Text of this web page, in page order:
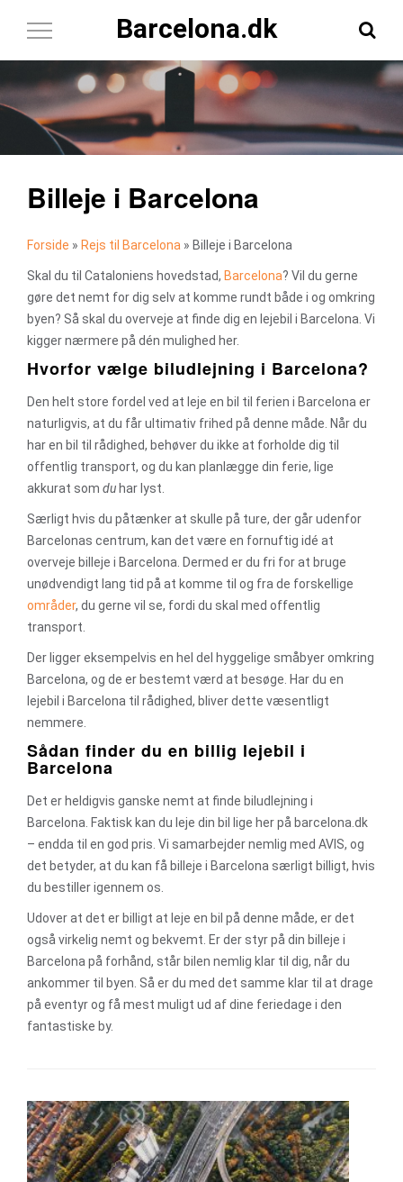
Barcelona.dk
Toggle
Billeje i Barcelona
Forside » Rejs til Barcelona » Billeje i Barcelona
Skal du til Cataloniens hovedstad, Barcelona? Vil du gerne
gøre det nemt for dig selv at komme rundt både i og omkring
byen? Så skal du overveje at finde dig en lejebil i Barcelona. Vi
kigger nærmere på dén mulighed her.
Hvorfor vælge biludlejning i Barcelona?
Den helt store fordel ved at leje en bil til ferien i Barcelona er
naturligvis, at du får ultimativ frihed på denne måde. Når du
har en bil til rådighed, behøver du ikke at forholde dig til
offentlig transport, og du kan planlægge din ferie, lige
akkurat som du har lyst.
Særligt hvis du påtænker at skulle på ture, der går udenfor
Barcelonas centrum, kan det være en fornuftig idé at
overveje billeje i Barcelona. Dermed er du fri for at bruge
unødvendigt lang tid på at komme til og fra de forskellige
områder, du gerne vil se, fordi du skal med offentlig
transport.
Der ligger eksempelvis en hel del hyggelige småbyer omkring
Barcelona, og de er bestemt værd at besøge. Har du en
lejebil i Barcelona til rådighed, bliver dette væsentligt
nemmere.
Sådan finder du en billig lejebil i
Barcelona
Det er heldigvis ganske nemt at finde biludlejning i
Barcelona. Faktisk kan du leje din bil lige her på barcelona.dk
– endda til en god pris. Vi samarbejder nemlig med AVIS, og
det betyder, at du kan få billeje i Barcelona særligt billigt, hvis
du bestiller igennem os.
Udover at det er billigt at leje en bil på denne måde, er det
også virkelig nemt og bekvemt. Er der styr på din billeje i
Barcelona på forhånd, står bilen nemlig klar til dig, når du
ankommer til byen. Så er du med det samme klar til at drage
på eventyr og få mest muligt ud af dine feriedage i den
fantastiske by.